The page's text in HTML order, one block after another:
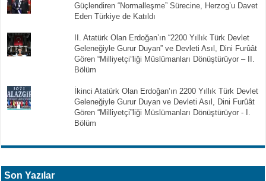
Güçlendiren “Normalleşme” Sürecine, Herzog’u Davet
Eden Türkiye de Katıldı
II. Atatürk Olan Erdoğan’ın “2200 Yıllık Türk Devlet
Geleneğiyle Gurur Duyan” ve Devleti Asıl, Dini Furûât
Gören “Milliyetçi”liği Müslümanları Dönüştürüyor – II.
Bölüm
İkinci Atatürk Olan Erdoğan’ın 2200 Yıllık Türk Devlet
Geleneğiyle Gurur Duyan ve Devleti Asıl, Dini Furûât
Gören “Milliyetçi”liği Müslümanları Dönüştürüyor - I.
Bölüm
Son Yazılar